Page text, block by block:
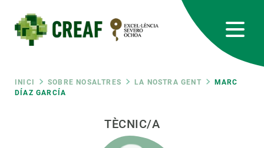
contingut
Fil
d'ariadna
INICI SOBRE NOSALTRES LA NOSTRA GENT
MARC
DÍAZ GARCÍA
TÈCNIC/A
RRSS
Featured